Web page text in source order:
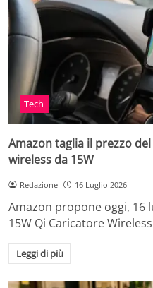
Tech
Amazon taglia il prezzo
wireless da 15W
Redazione 16 Luglio 2026
Amazon propone oggi, 16
15W Qi Caricatore
Leggi di più